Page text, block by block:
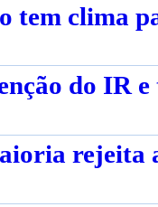
tem clima
do IR
rejeita